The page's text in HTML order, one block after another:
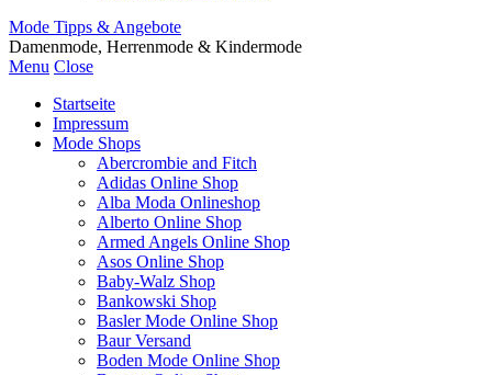
Mode Tipps & Angebote
Damenmode, Herrenmode & Kindermode
Menu Close
Startseite
Impressum
Mode Shops
Abercrombie and Fitch
Adidas Online Shop
Alba Moda Onlineshop
Alberto Online Shop
Armed Angels Online Shop
Asos Online Shop
Baby-Walz Shop
Bankowski Shop
Basler Mode Online Shop
Baur Versand
Boden Mode Online Shop